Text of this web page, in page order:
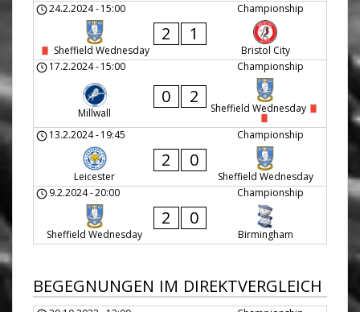
Championship
24.2.2024-15:00
Sheffield Wednesday
2 1
Bristol City
Championship
17.2.2024-15:00
Millwall
0 2
Sheffield Wednesday
Championship
13.2.2024-19:45
Leicester
2 0
Sheffield Wednesday
Championship
9.2.2024-20:00
Sheffield Wednesday
2 0
Birmingham
BEGEGNUNGEN IM DIREKTVERGLEICH